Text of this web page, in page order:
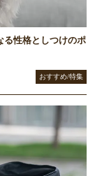
る性格としつけのポ
おすすめ/特集